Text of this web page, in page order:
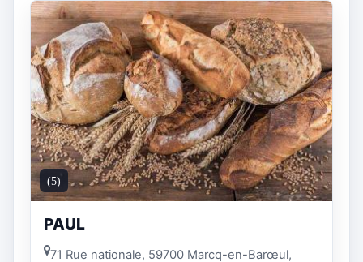
(5)
PAUL
71 Rue nationale, 59700 Marcq-en-Barœul,